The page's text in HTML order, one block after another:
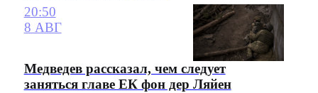
20:50
8 АВГ
Медведев рассказал, чем следует
заняться главе ЕК фон дер Ляйен